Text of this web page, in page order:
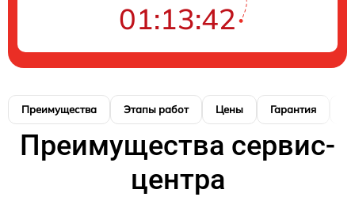
01:13:41
Преимущества Этапы работ Цены Гарантия
Преимущества сервис-
центра